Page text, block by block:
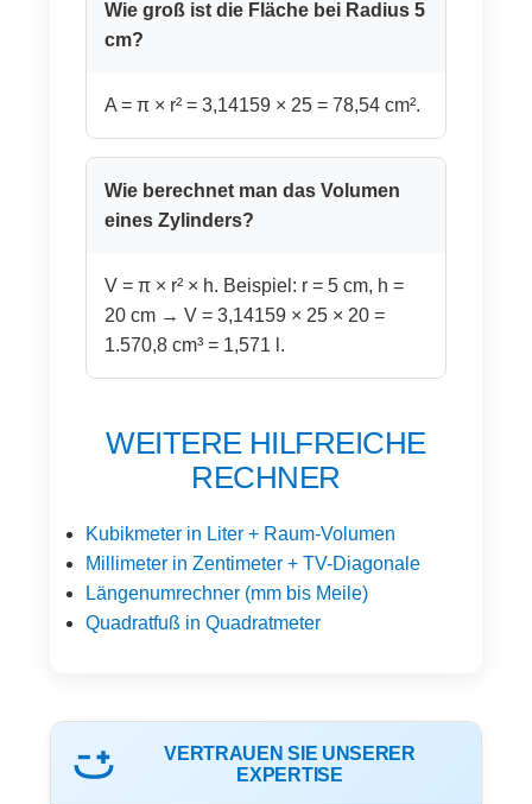
Wie groß ist die Fläche bei Radius 5
cm?
A = π × r² = 3,14159 × 25 = 78,54 cm².
Wie berechnet man das Volumen
eines Zylinders?
V = π × r² × h. Beispiel: r = 5 cm, h =
20 cm → V = 3,14159 × 25 × 20 =
1.570,8 cm³ = 1,571 l.
WEITERE HILFREICHE
RECHNER
Kubikmeter in Liter + Raum-Volumen
Millimeter in Zentimeter + TV-Diagonale
Längenumrechner (mm bis Meile)
Quadratfuß in Quadratmeter
VERTRAUEN SIE UNSERER
EXPERTISE